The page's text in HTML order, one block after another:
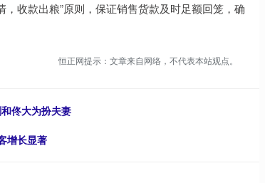
收款出粮”原则，保证销售货款及时足额回笼，确
恒正网提示：文章来自网络，不代表本站观点。
佟大为扮夫妻
增长显著